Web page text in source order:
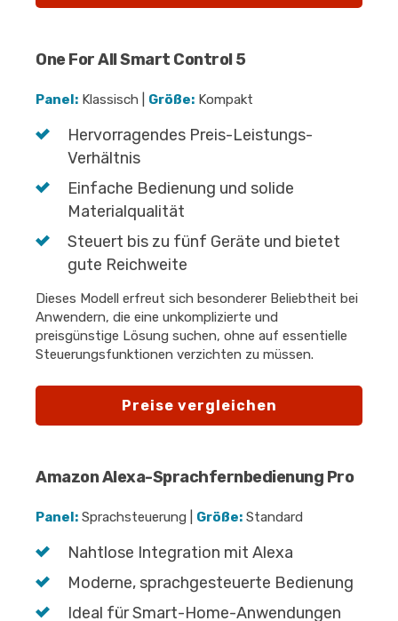
One For All Smart Control 5
Panel: Klassisch | Größe: Kompakt
Hervorragendes Preis-Leistungs-
Verhältnis
Einfache Bedienung und solide
Materialqualität
Steuert bis zu fünf Geräte und bietet
gute Reichweite
Dieses Modell erfreut sich besonderer Beliebtheit bei
Anwendern, die eine unkomplizierte und
preisgünstige Lösung suchen, ohne auf essentielle
Steuerungsfunktionen verzichten zu müssen.
Preise vergleichen
Amazon Alexa-Sprachfernbedienung Pro
Panel: Sprachsteuerung | Größe: Standard
Nahtlose Integration mit Alexa
Moderne, sprachgesteuerte Bedienung
Ideal für Smart-Home-Anwendungen